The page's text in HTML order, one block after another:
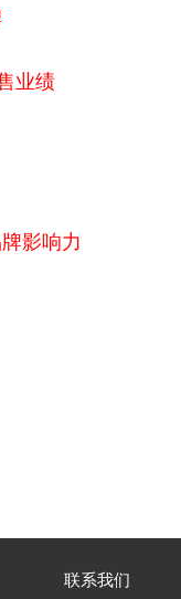
业绩
影响力
联系我们